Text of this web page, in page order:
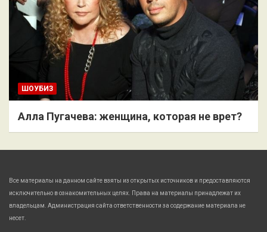
ШОУБИЗ
Алла Пугачева: женщина, которая не врет?
Все материалы на данном сайте взяты из открытых источников и предоставляются
исключительно в ознакомительных целях. Права на материалы принадлежат их
владельцам. Администрация сайта ответственности за содержание материала не
несет.